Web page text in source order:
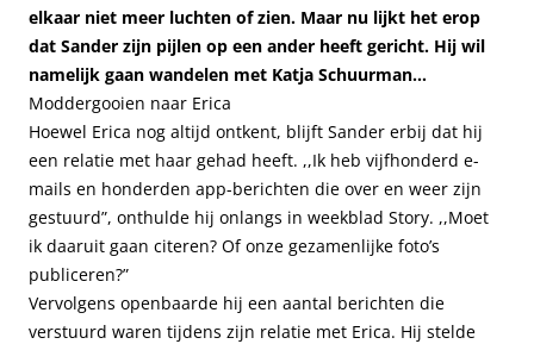
elkaar niet meer luchten of zien. Maar nu lijkt het erop
dat Sander zijn pijlen op een ander heeft gericht. Hij wil
namelijk gaan wandelen met Katja Schuurman…
Moddergooien naar Erica
Hoewel Erica nog altijd ontkent, blijft Sander erbij dat hij
een relatie met haar gehad heeft. ,,Ik heb vijfhonderd e-
mails en honderden app-berichten die over en weer zijn
gestuurd”, onthulde hij onlangs in weekblad Story. ,,Moet
ik daaruit gaan citeren? Of onze gezamenlijke foto’s
publiceren?”
Vervolgens openbaarde hij een aantal berichten die
verstuurd waren tijdens zijn relatie met Erica. Hij stelde